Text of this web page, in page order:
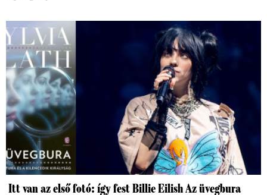
Itt van az első fotó: így fest Billie Eilish Az üvegbura